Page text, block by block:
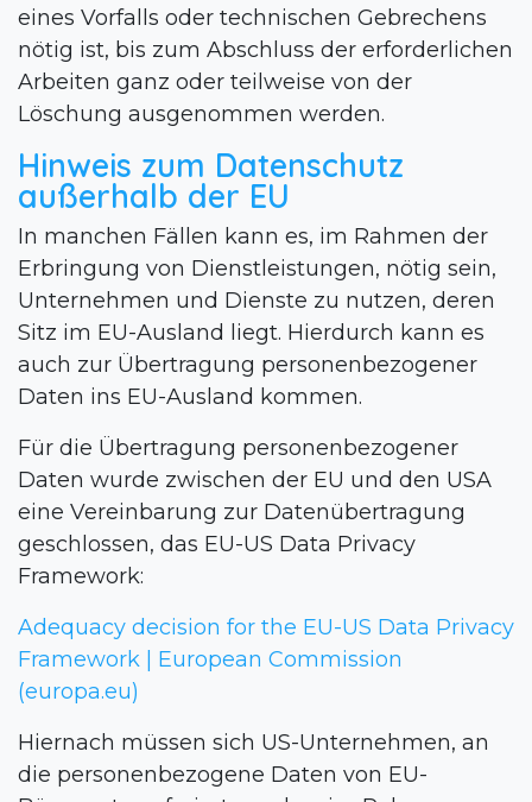
eines Vorfalls oder technischen Gebrechens
nötig ist, bis zum Abschluss der erforderlichen
Arbeiten ganz oder teilweise von der
Löschung ausgenommen werden.
Hinweis zum Datenschutz
außerhalb der EU
In manchen Fällen kann es, im Rahmen der
Erbringung von Dienstleistungen, nötig sein,
Unternehmen und Dienste zu nutzen, deren
Sitz im EU-Ausland liegt. Hierdurch kann es
auch zur Übertragung personenbezogener
Daten ins EU-Ausland kommen.
Für die Übertragung personenbezogener
Daten wurde zwischen der EU und den USA
eine Vereinbarung zur Datenübertragung
geschlossen, das EU-US Data Privacy
Framework:
Adequacy decision for the EU-US Data Privacy
Framework | European Commission
(europa.eu)
Hiernach müssen sich US-Unternehmen, an
die personenbezogene Daten von EU-